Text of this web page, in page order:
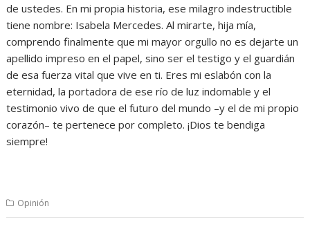
de ustedes. En mi propia historia, ese milagro indestructible
tiene nombre: Isabela Mercedes. Al mirarte, hija mía,
comprendo finalmente que mi mayor orgullo no es dejarte un
apellido impreso en el papel, sino ser el testigo y el guardián
de esa fuerza vital que vive en ti. Eres mi eslabón con la
eternidad, la portadora de ese río de luz indomable y el
testimonio vivo de que el futuro del mundo –y el de mi propio
corazón– te pertenece por completo. ¡Dios te bendiga
siempre!
Opinión